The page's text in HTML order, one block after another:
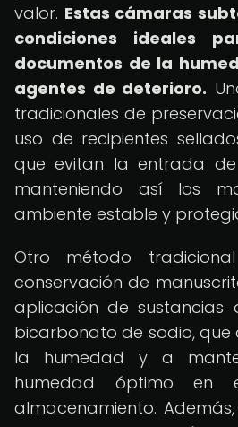
valor. Estas cámaras
condiciones ideales
documentos de la
agentes de deterioro.
tradicionales de
uso de recipientes
que evitan la entrada
manteniendo así los
ambiente estable y
Otro método
conservación de
aplicación de sustancias
bicarbonato de sodio,
la humedad y a
humedad óptimo en
almacenamiento.